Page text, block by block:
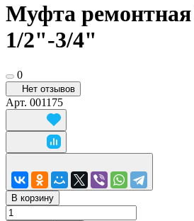
Муфта
1/2"-3/4"
0
Нет отзывов
Арт. 001175
В корзину